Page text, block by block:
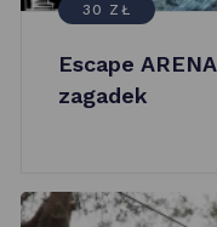
30 ZŁ
Escape
zagadek